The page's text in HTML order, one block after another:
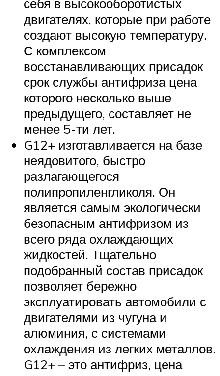
себя в высокооборотистых
двигателях, которые при работе
создают высокую температуру.
С комплексом
восстанавливающих присадок
срок службы антифриза цена
которого несколько выше
предыдущего, составляет не
менее 5-ти лет.
G12+ изготавливается на базе
неядовитого, быстро
разлагающегося
полипропиленгликоля. Он
является самым экологически
безопасным антифризом из
всего ряда охлаждающих
жидкостей. Тщательно
подобранный состав присадок
позволяет бережно
эксплуатировать автомобили с
двигателями из чугуна и
алюминия, с системами
охлаждения из легких металлов.
G12+ – это антифриз, цена